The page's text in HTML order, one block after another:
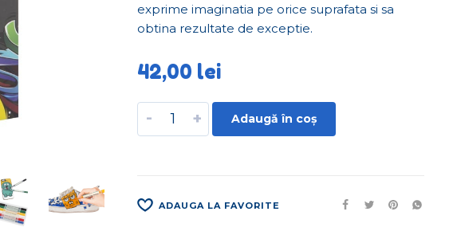
exprime imaginatia pe orice suprafata si sa
obtina rezultate de exceptie.
42,00 lei
- + Adaugă în coș
ADAUGA LA FAVORITE